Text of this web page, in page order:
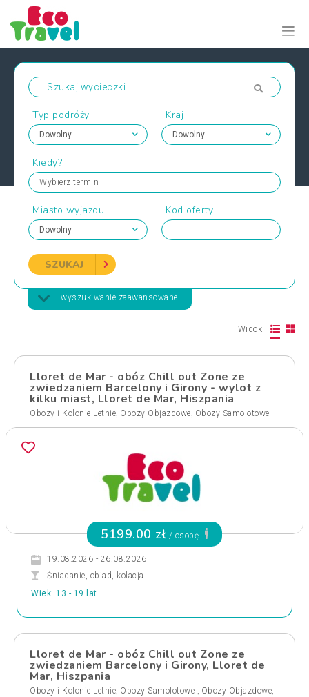
Typ podróży Kraj
Kiedy?
Wybierz termin
Miasto wyjazdu Kod oferty
SZUKAJ
wyszukiwanie zaawansowane
Widok
Lloret de Mar - obóz Chill out Zone ze
zwiedzaniem Barcelony i Girony - wylot z
kilku miast, Lloret de Mar, Hiszpania
Obozy i Kolonie Letnie, Obozy Objazdowe, Obozy Samolotowe
5199.00 zł / osobę
19.08.2026 - 26.08.2026
Śniadanie, obiad, kolacja
Wiek: 13 - 19 lat
Lloret de Mar - obóz Chill out Zone ze
zwiedzaniem Barcelony i Girony, Lloret de
Mar, Hiszpania
Obozy i Kolonie Letnie, Obozy Samolotowe , Obozy Objazdowe,